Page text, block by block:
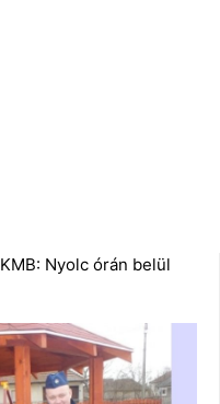
KMB: Nyolc órán belül